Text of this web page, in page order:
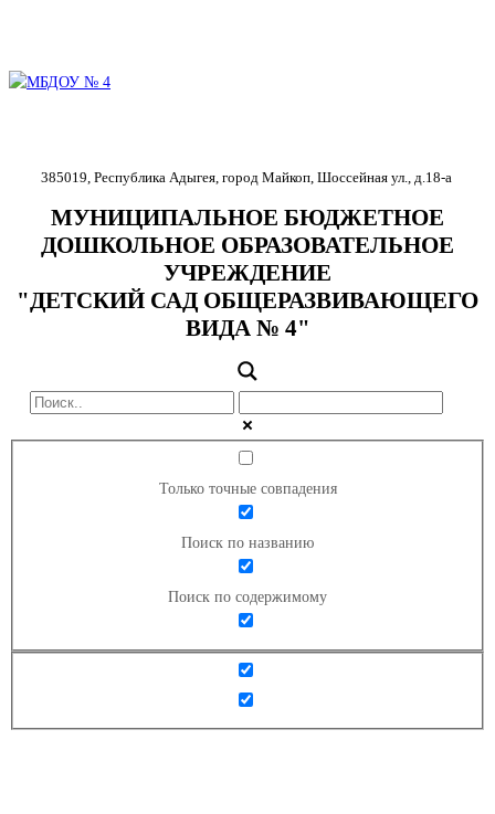
385019, Республика Адыгея, город Майкоп, Шоссейная ул., д.18-а
МУНИЦИПАЛЬНОЕ БЮДЖЕТНОЕ
ДОШКОЛЬНОЕ ОБРАЗОВАТЕЛЬНОЕ
УЧРЕЖДЕНИЕ
"ДЕТСКИЙ САД ОБЩЕРАЗВИВАЮЩЕГО
ВИДА № 4"
Только точные совпадения
Поиск по названию
Поиск по содержимому